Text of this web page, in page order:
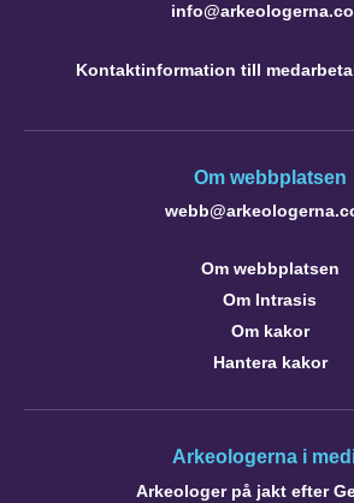
Kontaktinformation till
Om webbplatsen
Om webbplatsen
Om Intrasis
Om kakor
Hantera kakor
Arkeologerna i
Arkeologer på jakt efter